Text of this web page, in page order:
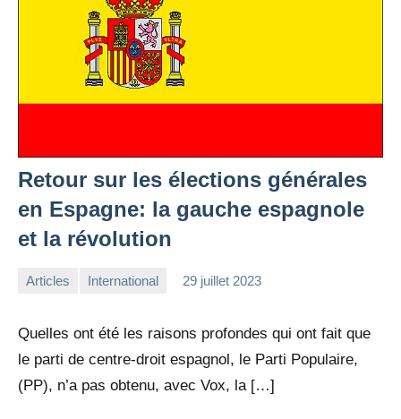
Retour sur les élections générales
en Espagne: la gauche espagnole
et la révolution
Articles International 29 juillet 2023
Quelles ont été les raisons profondes qui ont fait que
le parti de centre-droit espagnol, le Parti Populaire,
(PP), n’a pas obtenu, avec Vox, la […]